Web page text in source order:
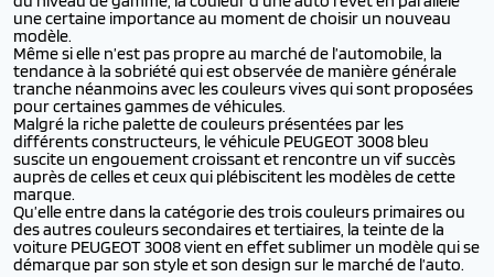
une certaine importance au moment de choisir un nouveau
modèle.
Même si elle n’est pas propre au marché de l’automobile, la
tendance à la sobriété qui est observée de manière générale
tranche néanmoins avec les couleurs vives qui sont proposées
pour certaines gammes de véhicules.
Malgré la riche palette de couleurs présentées par les
différents constructeurs, le véhicule PEUGEOT 3008 bleu
suscite un engouement croissant et rencontre un vif succès
auprès de celles et ceux qui plébiscitent les modèles de cette
marque.
Qu’elle entre dans la catégorie des trois couleurs primaires ou
des autres couleurs secondaires et tertiaires, la teinte de la
voiture PEUGEOT 3008 vient en effet sublimer un modèle qui se
démarque par son style et son design sur le marché de l’auto.